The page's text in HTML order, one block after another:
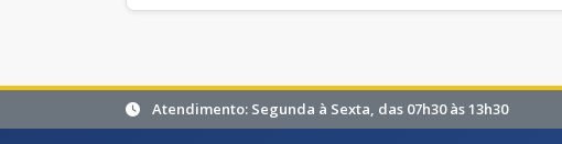
Atendimento: Segunda à Sexta, das 07h30 às 13h30